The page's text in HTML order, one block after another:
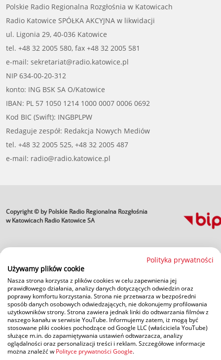
Polskie Radio Regionalna Rozgłośnia w Katowicach
Radio Katowice SPÓŁKA AKCYJNA w likwidacji
ul. Ligonia 29, 40-036 Katowice
tel. +48 32 2005 580, fax +48 32 2005 581
e-mail: sekretariat@radio.katowice.pl
NIP 634-00-20-312
konto: ING BSK SA O/Katowice
IBAN: PL 57 1050 1214 1000 0007 0006 0692
Kod BIC (Swift): INGBPLPW
Redaguje zespół: Redakcja Nowych Mediów
tel. +48 32 2005 525, +48 32 2005 487
e-mail: radio@radio.katowice.pl
Copyright © by Polskie Radio Regionalna Rozgłośnia
w Katowicach Radio Katowice SA
Polityka prywatności
Używamy plików cookie
Nasza strona korzysta z plików cookies w celu zapewnienia jej
prawidłowego działania, analizy danych dotyczących odwiedzin oraz
poprawy komfortu korzystania. Strona nie przetwarza w bezpośredni
sposób danych osobowych odwiedzających, nie dokonujemy profilowania
użytkowników strony. Strona zawiera jednak linki do odtwarzania filmów z
naszego kanału w serwisie YouTube. Informujemy zatem, iż mogą być
stosowane pliki cookies pochodzące od Google LLC (właściciela YouTube)
służące m.in. do zapamiętywania ustawień odtwarzacza, analizy
oglądalności oraz personalizacji treści i reklam. Szczegółowe informacje
można znaleźć w Polityce prywatności Google.